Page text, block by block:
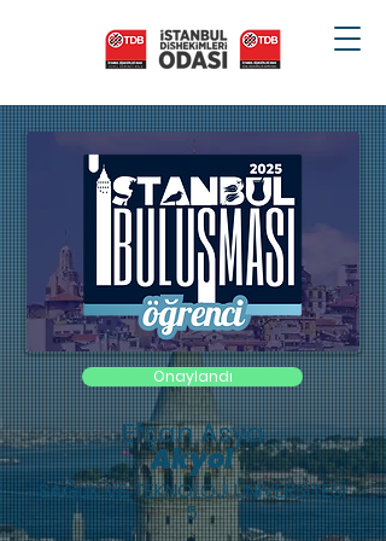
Onaylandı
Efşan Asya
Akyol
SAĞLIK VE TEKNOLOJİ ÜNİVERSİTESİ
5